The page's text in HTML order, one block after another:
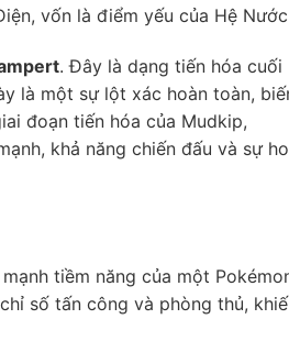
vốn là điểm yếu của Hệ
. Đây là dạng tiến hóa cuối
là một sự lột xác hoàn toàn,
đoạn tiến hóa của Mudkip,
khả năng chiến đấu và sự
tiềm năng của một
số tấn công và phòng thủ,